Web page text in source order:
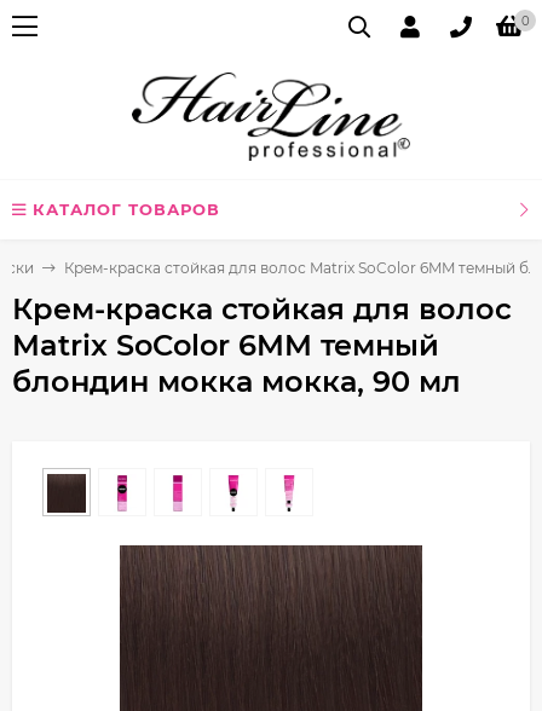
0
КАТАЛОГ ТОВАРОВ
Крем-краска стойкая для волос Matrix SoColor 6MM темный
Крем-краска стойкая для волос
Matrix SoColor 6MM темный
блондин мокка мокка, 90 мл